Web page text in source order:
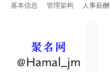
基本信息 管理架构 人事薪酬